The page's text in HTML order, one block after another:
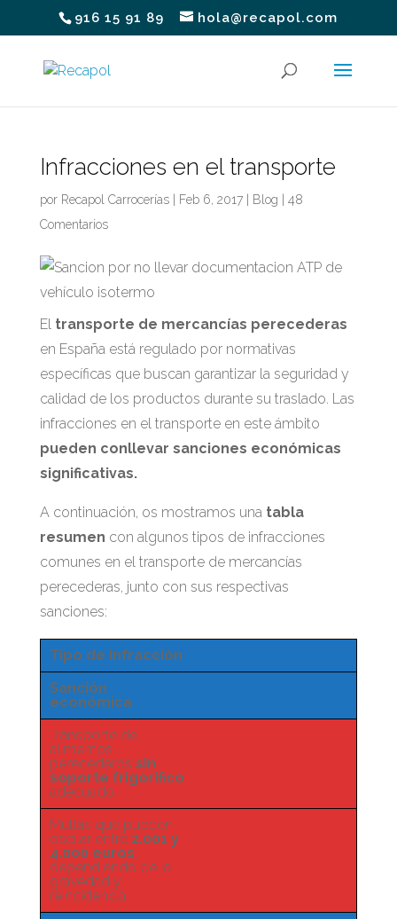
916 15 91 89 hola@recapol.com
Infracciones en el transporte
por Recapol Carrocerías| Feb 6, 2017| Blog
48
Comentarios
El transporte de mercancías perecederas
en España está regulado por normativas
específicas que buscan garantizar la seguridad y
calidad de los productos durante su traslado. Las
infracciones en el transporte en este ámbito
pueden conllevar sanciones económicas
significativas.
A continuación, os mostramos una tabla
resumen con algunos tipos de infracciones
comunes en el transporte de mercancías
perecederas, junto con sus respectivas
sanciones:
Tipo de infracción
Sanción
económica
Transporte de
alimentos
perecederos sin
soporte frigorífico
adecuado.
Multas que pueden
oscilar entre 2.001 y
4.000 euros,
dependiendo de la
gravedad y
reincidencia.